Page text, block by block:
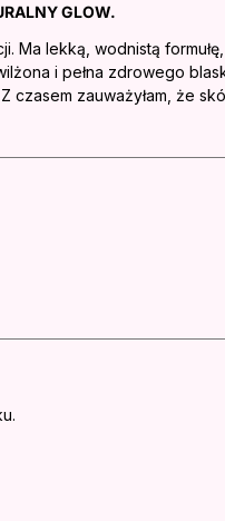
GLOW.
Ma lekką, wodnistą formułę,
i pełna zdrowego
zauważyłam, że